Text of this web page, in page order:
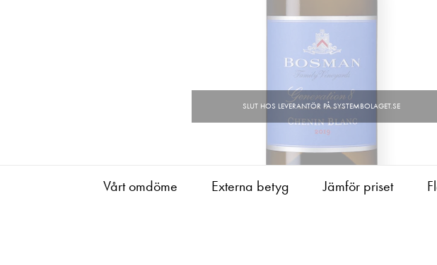
Vårt omdöme Externa betyg Jämför priset